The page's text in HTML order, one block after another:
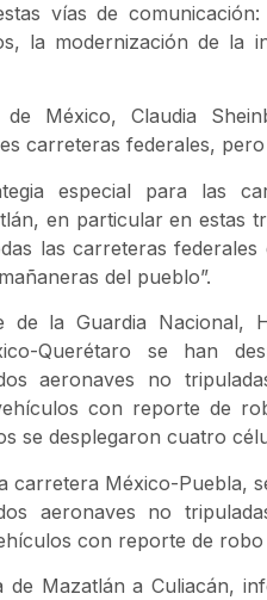
vías de
la modernización de la
de México, Claudia
carreteras federales,
especial para las
en particular en estas
las carreteras
del pueblo”.
de la Guardia Nacional,
Querétaro se han
aeronaves no
con reporte de
se desplegaron cuatro
carretera México-Puebla,
aeronaves no
con reporte de
de Mazatlán a Culiacán,